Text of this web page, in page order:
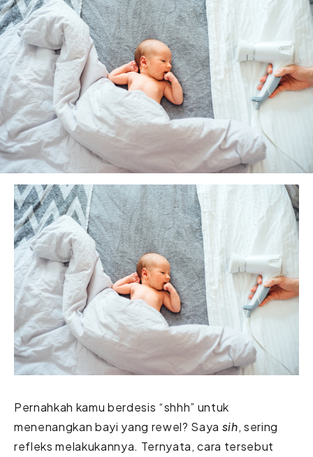
Pernahkah kamu berdesis “shhh” untuk
menenangkan bayi yang rewel? Saya sih, sering
refleks melakukannya. Ternyata, cara tersebut